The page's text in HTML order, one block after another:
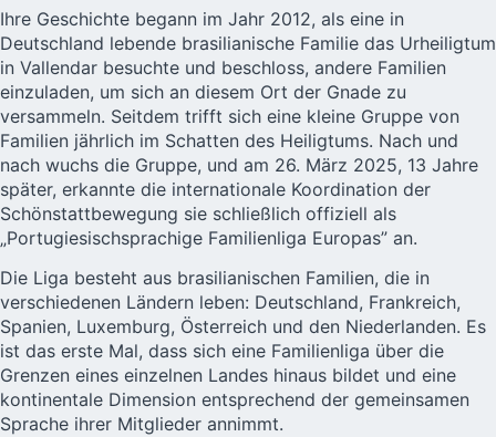
Ihre Geschichte begann im Jahr 2012, als eine in
Deutschland lebende brasilianische Familie das Urheiligtum
in Vallendar besuchte und beschloss, andere Familien
einzuladen, um sich an diesem Ort der Gnade zu
versammeln. Seitdem trifft sich eine kleine Gruppe von
Familien jährlich im Schatten des Heiligtums. Nach und
nach wuchs die Gruppe, und am 26. März 2025, 13 Jahre
später, erkannte die internationale Koordination der
Schönstattbewegung sie schließlich offiziell als
„Portugiesischsprachige Familienliga Europas” an.
Die Liga besteht aus brasilianischen Familien, die in
verschiedenen Ländern leben: Deutschland, Frankreich,
Spanien, Luxemburg, Österreich und den Niederlanden. Es
ist das erste Mal, dass sich eine Familienliga über die
Grenzen eines einzelnen Landes hinaus bildet und eine
kontinentale Dimension entsprechend der gemeinsamen
Sprache ihrer Mitglieder annimmt.